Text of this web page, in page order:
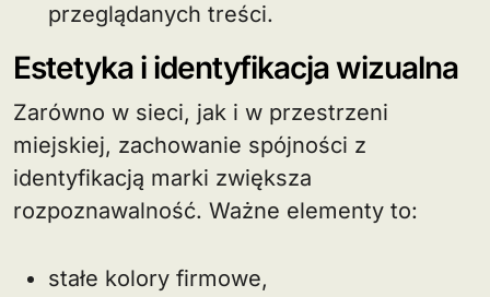
przeglądanych treści.
Estetyka i identyfikacja wizualna
Zarówno w sieci, jak i w przestrzeni
miejskiej, zachowanie spójności z
identyfikacją marki zwiększa
rozpoznawalność. Ważne elementy to:
stałe kolory firmowe,